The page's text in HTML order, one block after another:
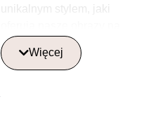
szkle!
Gdzie najlepiej
Więcej